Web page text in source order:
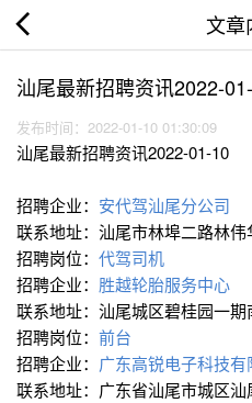
文章
汕尾最新招聘资讯2022-
发布时间：2022-01-10 01:30:09
汕尾最新招聘资讯2022-01-10
招聘企业： 安代驾汕尾分公司
联系地址：汕尾市林埠二路林
招聘岗位： 代驾司机
招聘企业： 胜越轮胎服务中心
联系地址：汕尾城区碧桂园一
招聘岗位： 前台
招聘企业： 广东高锐电子科技有
联系地址：广东省汕尾市城区汕